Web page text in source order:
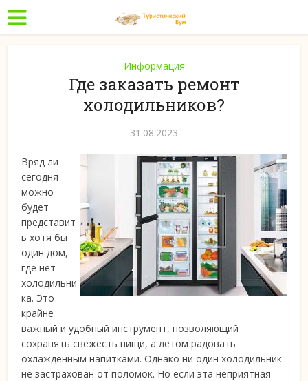
Информация
Где заказать ремонт
холодильников?
31.08.2023
Вряд ли
сегодня
можно
будет
представит
ь хотя бы
один дом,
где нет
холодильни
ка. Это
крайне
важный и удобный инструмент, позволяющий
сохранять свежесть пищи, а летом радовать
охлажденным напитками. Однако ни один холодильник
не застрахован от поломок. Но если эта неприятная